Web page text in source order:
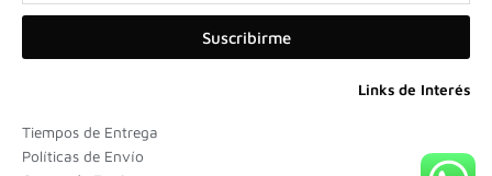
m
-
f
Suscribirme
Links de Interés
Tiempos de Entrega
Políticas de Envío